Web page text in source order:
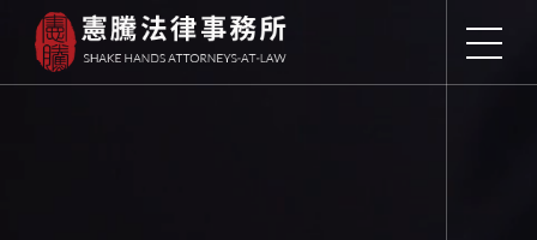
憲騰法律事務所｜台北市多年經
驗律師事務所｜民事、刑事全方
位法律服務推荐